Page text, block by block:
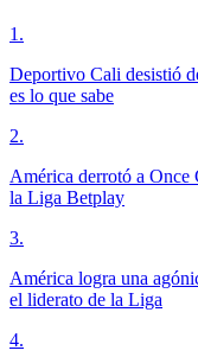
1 .
Deportivo Cali desistió
es lo que sabe
2.
América derrotó a Once
la Liga Betplay
3.
América logra una
el liderato de la Liga
4.